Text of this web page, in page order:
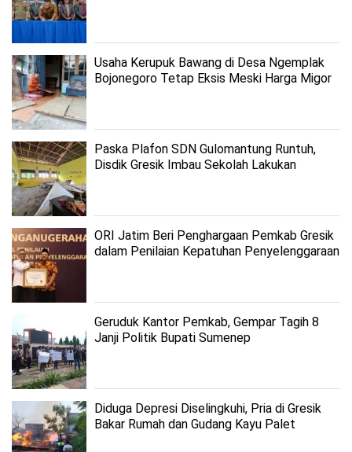
Usaha Kerupuk Bawang di Desa Ngemplak
Bojonegoro Tetap Eksis Meski Harga Migor
Paska Plafon SDN Gulomantung Runtuh,
Disdik Gresik Imbau Sekolah Lakukan
ORI Jatim Beri Penghargaan Pemkab Gresik
dalam Penilaian Kepatuhan Penyelenggaraan
Geruduk Kantor Pemkab, Gempar Tagih 8
Janji Politik Bupati Sumenep
Diduga Depresi Diselingkuhi, Pria di Gresik
Bakar Rumah dan Gudang Kayu Palet